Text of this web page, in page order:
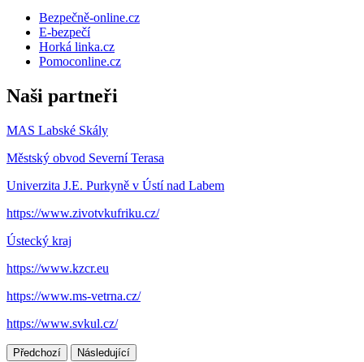
Bezpečně-online.cz
E-bezpečí
Horká linka.cz
Pomoconline.cz
Naši partneři
MAS Labské Skály
Městský obvod Severní Terasa
Univerzita J.E. Purkyně v Ústí nad Labem
https://www.zivotvkufriku.cz/
Ústecký kraj
https://www.kzcr.eu
https://www.ms-vetrna.cz/
https://www.svkul.cz/
Předchozí Následující